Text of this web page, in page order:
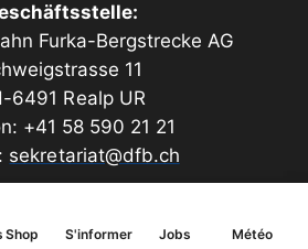
Shop S'informer Jobs Météo
Furka-Bergstrecke AG
11
6491 Realp UR
+41 58 590 21 21
sekretariat@dfb.ch